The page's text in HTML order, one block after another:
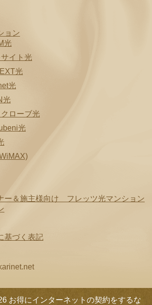
ョン
光
イト光
光
光
光
クローブ光
光
ー＆施主様向け フレッツ光マンション
基づく表記
お得にインターネットの契約をするな